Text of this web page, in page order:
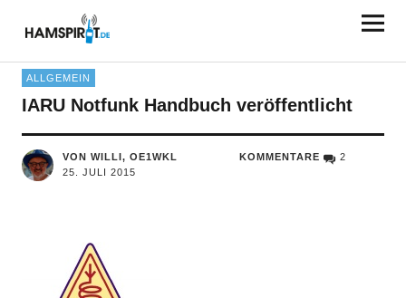
HAMSPIRIT.DE
ALLGEMEIN
IARU Notfunk Handbuch veröffentlicht
VON WILLI, OE1WKL
25. JULI 2015
KOMMENTARE 2